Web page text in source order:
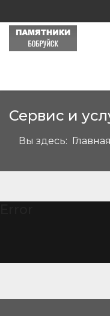
Сервис и
Вы здесь: Главная